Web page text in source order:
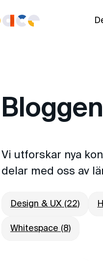
Bloggen
Vi utforskar nya
delar med oss av
Design & UX (22)
Whitespace (8)